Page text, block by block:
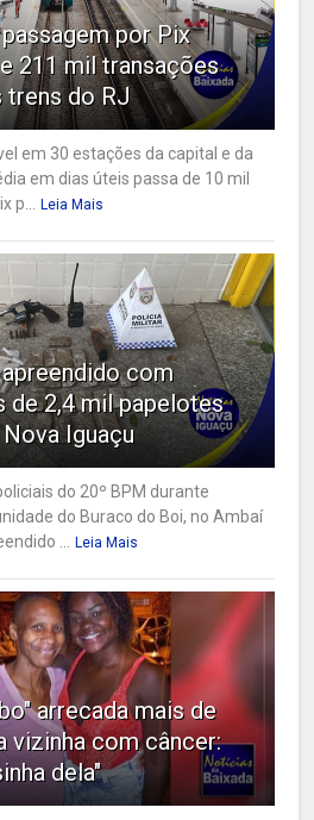
por Pix
211 mil transações
trens do RJ
em 30 estações da capital e da
em dias úteis passa de 10 mil
p...
Leia Mais
com
de 2,4 mil papelotes
Iguaçu
do 20º BPM durante
do Buraco do Boi, no Ambaí
...
Leia Mais
arrecada mais de
vizinha com câncer:
dela"